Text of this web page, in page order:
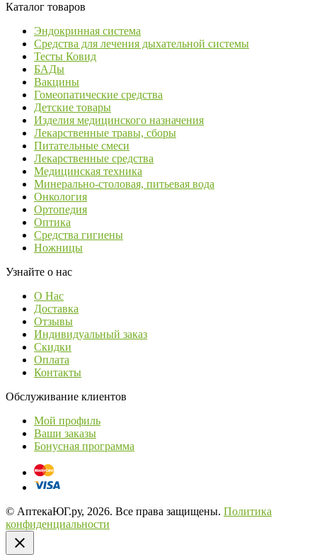
Каталог товаров
Эндокринная система
Средства для лечения дыхательной системы
Тесты Ковид
БАДы
Вакцины
Гомеопатические средства
Детские товары
Изделия медицинского назначения
Лекарственные травы, сборы
Питательные смеси
Лекарственные средства
Медицинская техника
Минерально-столовая, питьевая вода
Онкология
Ортопедия
Оптика
Средства гигиены
Ножницы
Узнайте о нас
О Нас
Доставка
Отзывы
Индивидуальный заказ
Скидки
Оплата
Контакты
Обслуживание клиентов
Мой профиль
Ваши заказы
Бонусная программа
© АптекаЮГ.ру, 2026. Все права защищены. Политика
конфиденциальности